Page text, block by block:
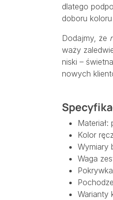
dlatego
doboru
Dodajmy, że
waży
niski –
nowych
Kolor
Wymiary
Waga
Warianty